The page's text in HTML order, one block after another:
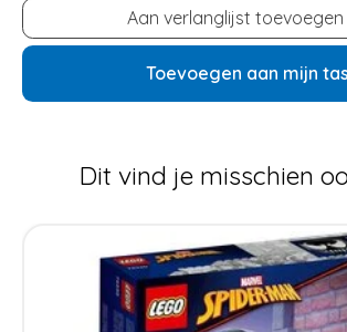
Aan verlanglijst toevoegen
Toevoegen aan mijn tas
Dit vind je misschien